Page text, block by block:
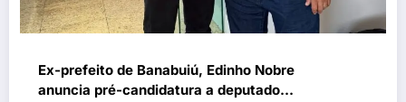
Ex-prefeito de Banabuiú, Edinho Nobre
anuncia pré-candidatura a deputado